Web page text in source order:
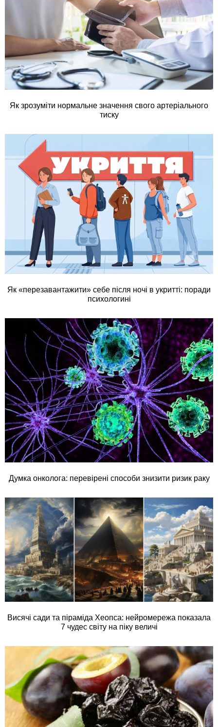
Як зрозуміти нормальне значення свого артеріального
тиску
Як «перезавантажити» себе після ночі в укритті: поради
психологині
Думка онколога: перевірені способи знизити ризик раку
Висячі сади та піраміда Хеопса: нейромережа показала
7 чудес світу на піку величі